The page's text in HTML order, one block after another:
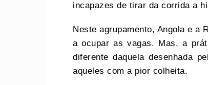
incapazes de tirar da corrida a
Neste agrupamento, Angola e a
a ocupar as vagas. Mas, a
diferente daquela desenhada
aqueles com a pior colheita.